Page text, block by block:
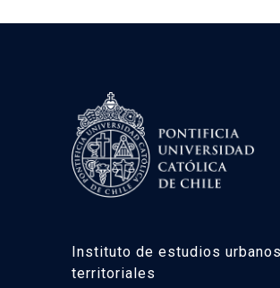
Instituto de estudios
territoriales